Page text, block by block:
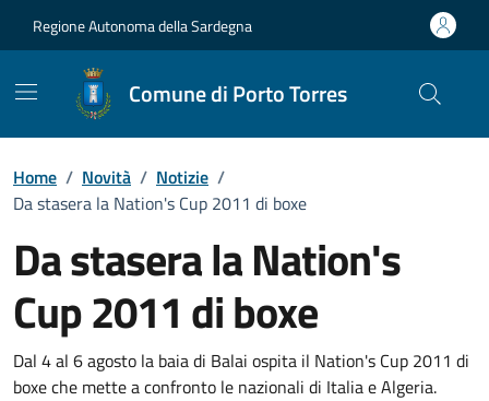
Regione Autonoma della Sardegna
Comune di Porto Torres
Home / Novità / Notizie /
Da stasera la Nation's Cup 2011 di boxe
Da stasera la Nation's
Cup 2011 di boxe
Dettagli della notizia
Dal 4 al 6 agosto la baia di Balai ospita il Nation's Cup 2011 di
boxe che mette a confronto le nazionali di Italia e Algeria.